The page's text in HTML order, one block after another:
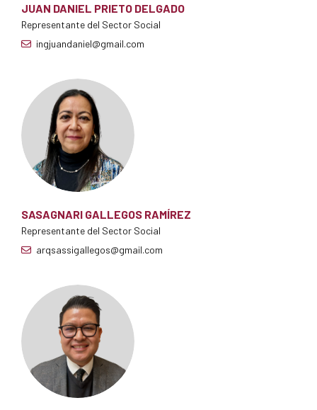
JUAN DANIEL PRIETO DELGADO
Representante del Sector Social
ingjuandaniel@gmail.com
SASAGNARI GALLEGOS RAMÍREZ
Representante del Sector Social
arqsassigallegos@gmail.com